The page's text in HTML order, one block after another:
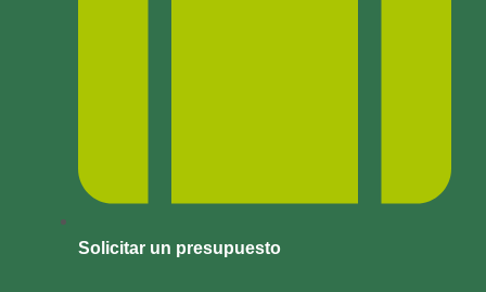
Solicitar un presupuesto